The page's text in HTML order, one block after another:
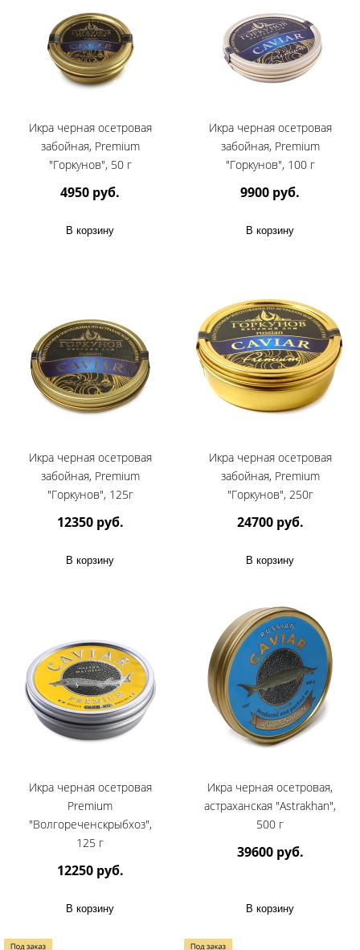
Икра черная осетровая
забойная, Premium
"Горкунов", 50 г
4950 руб.
В корзину
Икра черная осетровая
забойная, Premium
"Горкунов", 100 г
9900 руб.
В корзину
Икра черная осетровая
забойная, Premium
"Горкунов", 125г
12350 руб.
В корзину
Икра черная осетровая
забойная, Premium
"Горкунов", 250г
24700 руб.
В корзину
Икра черная осетровая
Premium
"Волгореченскрыбхоз",
125 г
12250 руб.
В корзину
Икра черная осетровая,
астраханская "Astrakhan",
500 г
39600 руб.
В корзину